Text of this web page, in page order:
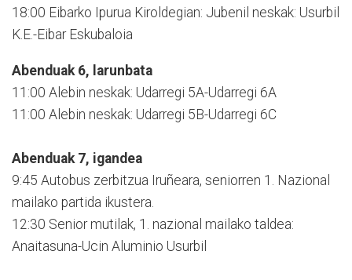
18:00 Eibarko Ipurua Kiroldegian: Jubenil neskak: Usurbil
K.E.-Eibar Eskubaloia
Abenduak 6, larunbata
11:00 Alebin neskak: Udarregi 5A-Udarregi 6A
11:00 Alebin neskak: Udarregi 5B-Udarregi 6C
Abenduak 7, igandea
9:45 Autobus zerbitzua Iruñeara, seniorren 1. Nazional
mailako partida ikustera.
12:30 Senior mutilak, 1. nazional mailako taldea:
Anaitasuna-Ucin Aluminio Usurbil